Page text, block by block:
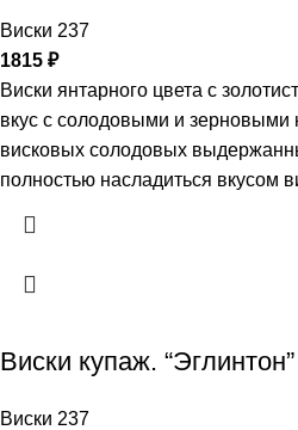
Виски 237
1815 ₽
Виски янтарного цвета с
вкус с солодовыми и зерновыми
висковых солодовых
полностью насладиться вкусом
Виски купаж.
Виски 237